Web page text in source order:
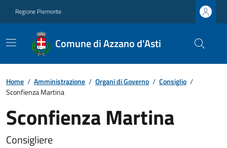
Regione Piemonte
Comune di Azzano d'Asti
Home / Amministrazione / Organi di Governo / Consiglio /
Sconfienza Martina
Sconfienza Martina
Consigliere